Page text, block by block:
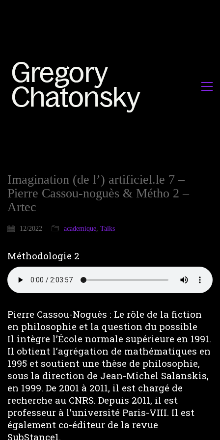
Imagination (de l’) artificiel.le 7 –
Pierre Cassou-noguès & Métho 2 –
Artec
12/2022 academique, Talks
Méthodologie 2
Pierre Cassou-Noguès : Le rôle de la fiction
en philosophie et la question du possible
Il intègre l’École normale supérieure en 1991.
Il obtient l’agrégation de mathématiques en
1995 et soutient une thèse de philosophie,
sous la direction de Jean-Michel Salanskis,
en 1999. De 2001 à 2011, il est chargé de
recherche au CNRS. Depuis 2011, il est
professeur à l’université Paris-VIII. Il est
également co-éditeur de la revue
SubStance1.